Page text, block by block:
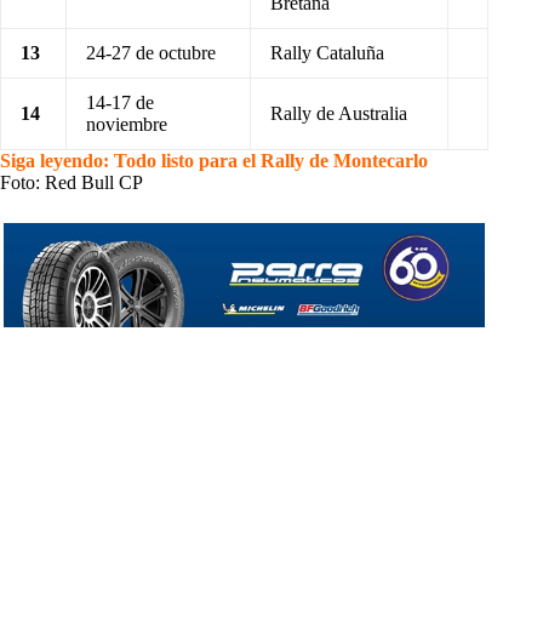
13 24-27 de octubre Rally Cataluña
14
14-17 de
noviembre
Rally de Australia
Siga leyendo: Todo listo para el Rally de Montecarlo
Foto: Red Bull CP